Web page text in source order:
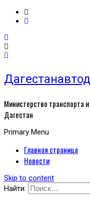
Министерство транспорта
Дагестан
Primary Menu
Главная страница
Новости
Skip to content
Найти: